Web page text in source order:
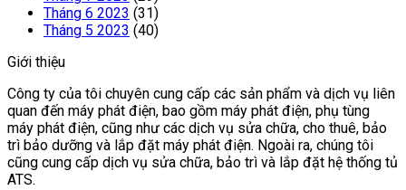
Tháng 6 2023 (31)
Tháng 5 2023 (40)
Giới thiệu
Công ty của tôi chuyên cung cấp các sản phẩm và dịch vụ liên
quan đến máy phát điện, bao gồm máy phát điện, phụ tùng
máy phát điện, cũng như các dịch vụ sửa chữa, cho thuê, bảo
trì bảo dưỡng và lắp đặt máy phát điện. Ngoài ra, chúng tôi
cũng cung cấp dịch vụ sửa chữa, bảo trì và lắp đặt hệ thống tủ
ATS.